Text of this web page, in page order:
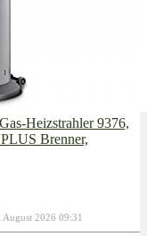
Heizstrahler 9376,
Brenner,
August 2026 09:31